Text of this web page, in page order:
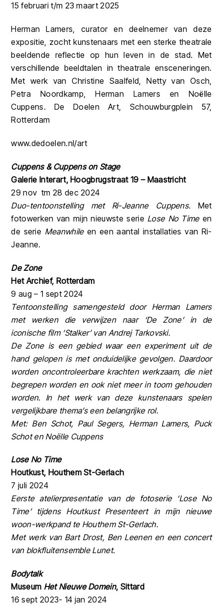
15 februari t/m 23 maart 2025
Herman Lamers, curator en deelnemer van deze
expositie, zocht kunstenaars met een sterke theatrale
beeldende reflectie op hun leven in de stad. Met
verschillende beeldtalen in theatrale ensceneringen.
Met werk van Christine Saalfeld, Netty van Osch,
Petra Noordkamp, Herman Lamers en Noëlle
Cuppens. De Doelen Art, Schouwburgplein 57,
Rotterdam
www.dedoelen.nl/art
Cuppens & Cuppens on Stage
Galerie Interart, Hoogbrugstraat 19 – Maastricht
29 nov tm 28 dec 2024
Duo-tentoonstelling met Ri-Jeanne Cuppens. Met
fotowerken van mijn nieuwste serie Lose No Timeen
de serie Meanwhile en een aantal installaties van Ri-
Jeanne.
De Zone
Het Archief, Rotterdam
9 aug – 1 sept 2024
Tentoonstelling samengesteld door Herman Lamers
met werken die verwijzen naar ‘De Zone’ in de
iconische film ‘Stalker’ van Andrej Tarkovski.
De Zone is een gebied waar een experiment uit de
hand gelopen is met onduidelijke gevolgen. Daardoor
worden oncontroleerbare krachten werkzaam, die niet
begrepen worden en ook niet meer in toom gehouden
worden. In het werk van deze kunstenaars spelen
vergelijkbare thema’s een belangrijke rol.
Met: Ben Schot, Paul Segers, Herman Lamers, Puck
Schot en Noëlle Cuppens
Lose No Time
Houtkust, Houthem St-Gerlach
7 juli 2024
Eerste atelierpresentatie van de fotoserie ‘Lose No
Time’ tijdens Houtkust Presenteert in mijn nieuwe
woon-werkpand te Houthem St-Gerlach.
Met werk van Bart Drost, Ben Leenen en een concert
van blokfluitensemble Lunet.
Bodytalk
Museum Het Nieuwe Domein, Sittard
16 sept 2023- 14 jan 2024